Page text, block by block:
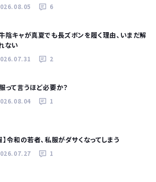
6
陰キャが真夏でも長ズボンを履く理由、いまだ解
ない
2
って言うほど必要か？
1
】令和の若者、私服がダサくなってしまう
1